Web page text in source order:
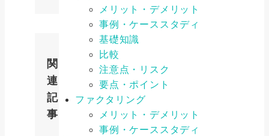
関
連
記
事
メリット・デメリット
事例・ケーススタディ
基礎知識
比較
注意点・リスク
要点・ポイント
ファクタリング
メリット・デメリット
事例・ケーススタディ